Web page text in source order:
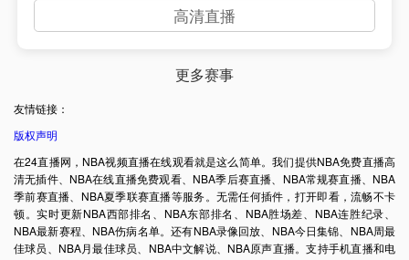
高清直播
更多赛事
友情链接：
版权声明
在24直播网，NBA视频直播在线观看就是这么简单。我们提供NBA免费直播高
清无插件、NBA在线直播免费观看、NBA季后赛直播、NBA常规赛直播、NBA
季前赛直播、NBA夏季联赛直播等服务。无需任何插件，打开即看，流畅不卡
顿。实时更新NBA西部排名、NBA东部排名、NBA胜场差、NBA连胜纪录、
NBA最新赛程、NBA伤病名单。还有NBA录像回放、NBA今日集锦、NBA周最
佳球员、NBA月最佳球员、NBA中文解说、NBA原声直播。支持手机直播和电